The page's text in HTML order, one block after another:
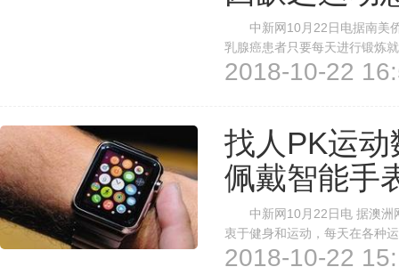
中新网10月22日电据南美侨
乳腺癌患者只要每天进行锻炼
国 巴西卫生部还指出，缺乏
2018-10-22
找人PK运
佩戴智能手
中新网10月22日电 据澳洲
衷于健身和运动，每天在各种
起的各类智能手表(可以记录运
2018-10-22